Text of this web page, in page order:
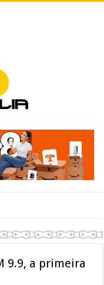
9.9, a primeira